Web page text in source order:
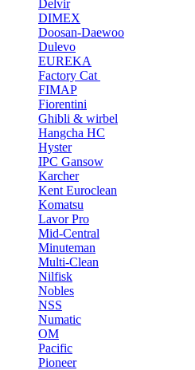
Delvir
DIMEX
Doosan-Daewoo
Dulevo
EUREKA
Factory Cat
FIMAP
Fiorentini
Ghibli & wirbel
Hangcha HC
Hyster
IPC Gansow
Karcher
Kent Euroclean
Komatsu
Lavor Pro
Mid-Central
Minuteman
Multi-Clean
Nilfisk
Nobles
NSS
Numatic
OM
Pacific
Pioneer